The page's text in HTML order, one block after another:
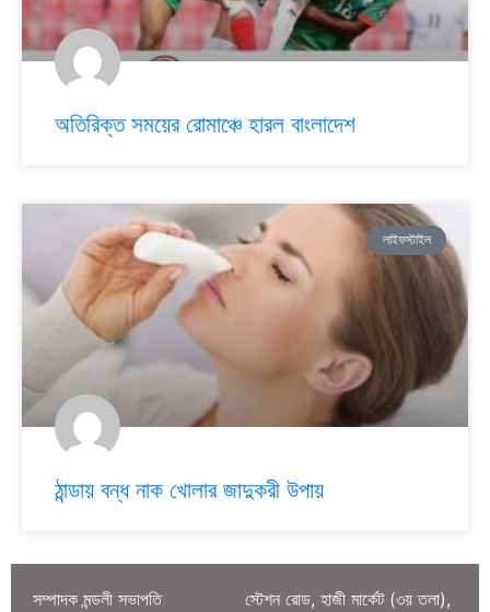
অতিরিক্ত সময়ের রোমাঞ্চে হারল বাংলাদেশ
লাইফস্টাইল
ঠান্ডায় বন্ধ নাক খোলার জাদুকরী উপায়
সম্পাদক মন্ডলী সভাপতি
স্টেশন রোড, হাজী মার্কেট (৩য় তলা),